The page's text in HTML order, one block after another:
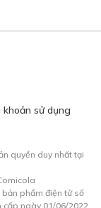
sử dụng
quyền duy nhất tại
phẩm điện tử số
cấp ngày 01/06/2022